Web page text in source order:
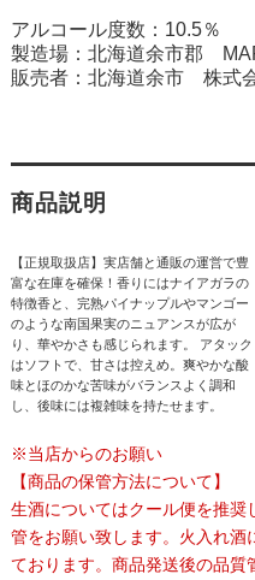
アルコール度数：10.5％
製造場：北海道余市郡
販売者：北海道余市 株式
商品説明
【正規取扱店】実店舗と通販の運営で豊
富な在庫を確保！香りにはナイアガラの
特徴香と、完熟パイナップルやマンゴー
のような南国果実のニュアンスが広が
り、華やかさも感じられます。 アタック
はソフトで、甘さは控えめ。爽やかな酸
味とほのかな苦味がバランスよく調和
し、後味には複雑味を持たせます。
※当店からのお願い
【商品の保管方法について】
生酒についてはクール便を推
管をお願い致します。火入れ酒
ております。商品発送後の品質